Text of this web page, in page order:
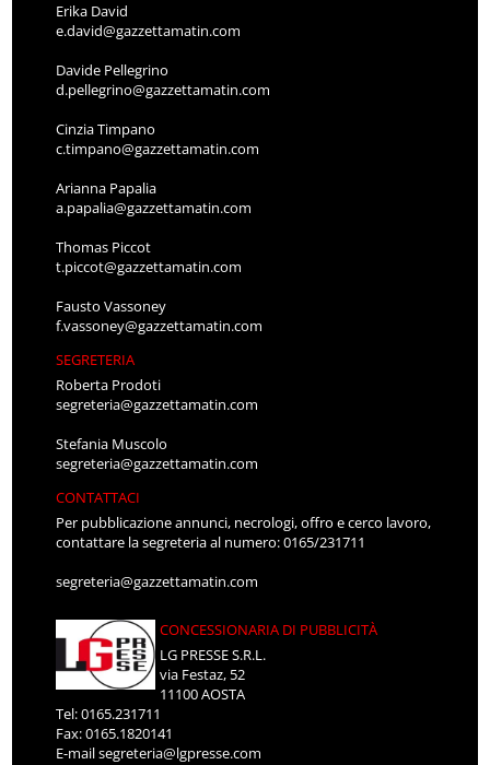
Erika David
e.david@gazzettamatin.com
Davide Pellegrino
d.pellegrino@gazzettamatin.com
Cinzia Timpano
c.timpano@gazzettamatin.com
Arianna Papalia
a.papalia@gazzettamatin.com
Thomas Piccot
t.piccot@gazzettamatin.com
Fausto Vassoney
f.vassoney@gazzettamatin.com
SEGRETERIA
Roberta Prodoti
segreteria@gazzettamatin.com
Stefania Muscolo
segreteria@gazzettamatin.com
CONTATTACI
Per pubblicazione annunci, necrologi, offro e cerco lavoro,
contattare la segreteria al numero: 0165/231711
segreteria@gazzettamatin.com
CONCESSIONARIA DI PUBBLICITÀ
LG PRESSE S.R.L.
via Festaz, 52
11100 AOSTA
Tel: 0165.231711
Fax: 0165.1820141
E-mailsegreteria@lgpresse.com